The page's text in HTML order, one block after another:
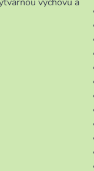
výchovu a